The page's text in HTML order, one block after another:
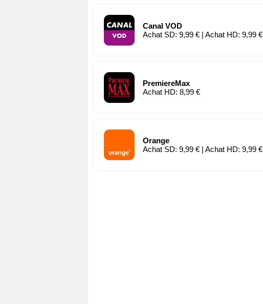
Canal VOD
Achat SD: 9,99 € | Achat HD: 9,99 €
PremiereMax
Achat HD: 8,99 €
Orange
Achat SD: 9,99 € | Achat HD: 9,99 €